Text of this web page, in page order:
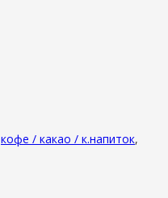
кофе / какао / к.напиток,